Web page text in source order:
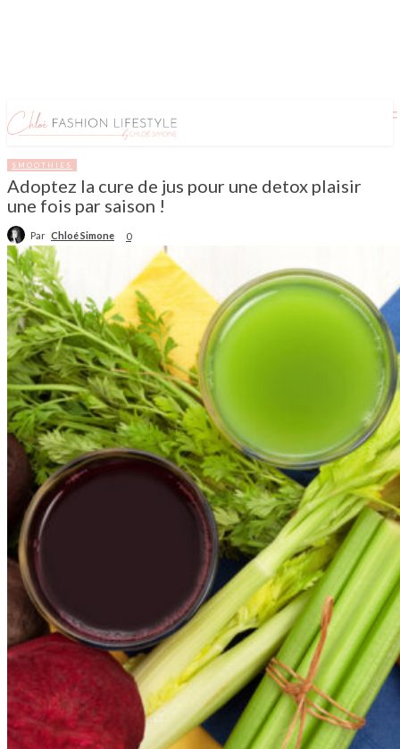
SMOOTHIES
Adoptez la cure de jus pour une detox plaisir
une fois par saison !
Par Chloé Simone 0